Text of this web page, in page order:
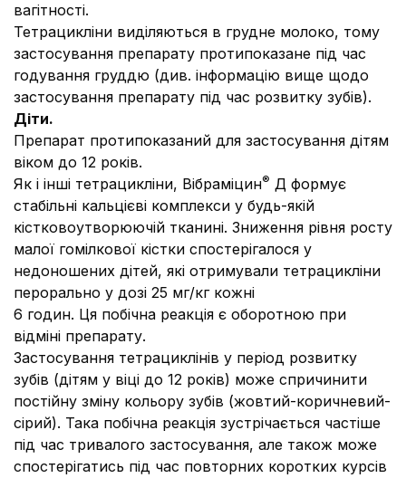
вагітності.
Тетрацикліни виділяються в грудне молоко, тому
застосування препарату протипоказане під час
годування груддю (див. інформацію вище щодо
застосування препарату під час розвитку зубів).
Діти.
Препарат протипоказаний для застосування дітям
віком до 12 років.
Як і інші тетрацикліни, Вібраміцин® Д формує
стабільні кальцієві комплекси у будь-якій
кістковоутворюючій тканині. Зниження рівня росту
малої гомілкової кістки спостерігалося у
недоношених дітей, які отримували тетрацикліни
перорально у дозі 25 мг/кг кожні
6 годин. Ця побічна реакція є оборотною при
відміні препарату.
Застосування тетрациклінів у період розвитку
зубів (дітям у віці до 12 років) може спричинити
постійну зміну кольору зубів (жовтий-коричневий-
сірий). Така побічна реакція зустрічається частіше
під час тривалого застосування, але також може
спостерігатись під час повторних коротких курсів